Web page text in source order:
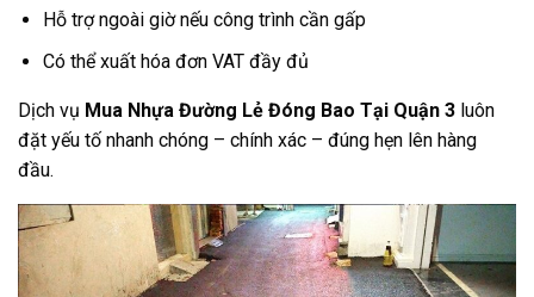
Hỗ trợ ngoài giờ nếu công trình cần gấp
Có thể xuất hóa đơn VAT đầy đủ
Dịch vụ Mua Nhựa Đường Lẻ Đóng Bao Tại Quận 3 luôn
đặt yếu tố nhanh chóng – chính xác – đúng hẹn lên hàng
đầu.